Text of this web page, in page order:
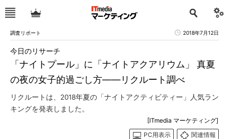
調査リポート 2018年7月12日
「ナイトプール」に「ナイトアクアリウム」 真夏
の夜の女子的過ごし方――リクルート調べ
今日のリサーチ
リクルートは、2018年夏の「ナイトアクティビティー」人気ラン
キングを発表しました。
[ITmedia マーケティング]
PC用表示
関連情報